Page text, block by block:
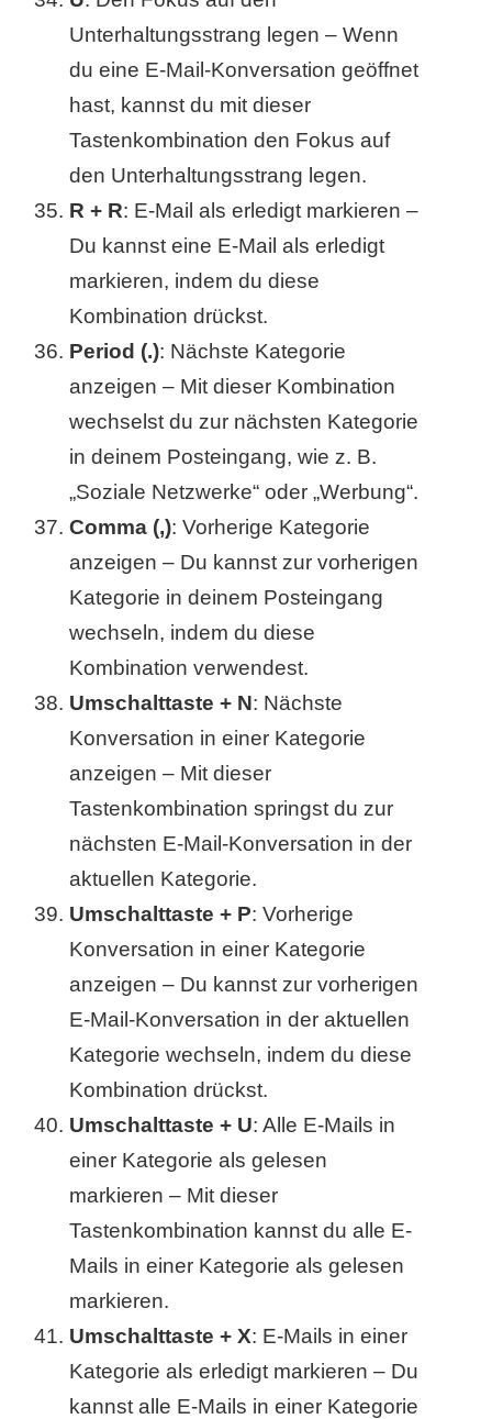
Unterhaltungsstrang legen – Wenn
du eine E-Mail-Konversation geöffnet
hast, kannst du mit dieser
Tastenkombination den Fokus auf
den Unterhaltungsstrang legen.
R + R: E-Mail als erledigt markieren –
Du kannst eine E-Mail als erledigt
markieren, indem du diese
Kombination drückst.
Period (.): Nächste Kategorie
anzeigen – Mit dieser Kombination
wechselst du zur nächsten Kategorie
in deinem Posteingang, wie z. B.
„Soziale Netzwerke“ oder „Werbung“.
Comma (,): Vorherige Kategorie
anzeigen – Du kannst zur vorherigen
Kategorie in deinem Posteingang
wechseln, indem du diese
Kombination verwendest.
Umschalttaste + N: Nächste
Konversation in einer Kategorie
anzeigen – Mit dieser
Tastenkombination springst du zur
nächsten E-Mail-Konversation in der
aktuellen Kategorie.
Umschalttaste + P: Vorherige
Konversation in einer Kategorie
anzeigen – Du kannst zur vorherigen
E-Mail-Konversation in der aktuellen
Kategorie wechseln, indem du diese
Kombination drückst.
Umschalttaste + U: Alle E-Mails in
einer Kategorie als gelesen
markieren – Mit dieser
Tastenkombination kannst du alle E-
Mails in einer Kategorie als gelesen
markieren.
Umschalttaste + X: E-Mails in einer
Kategorie als erledigt markieren – Du
kannst alle E-Mails in einer Kategorie